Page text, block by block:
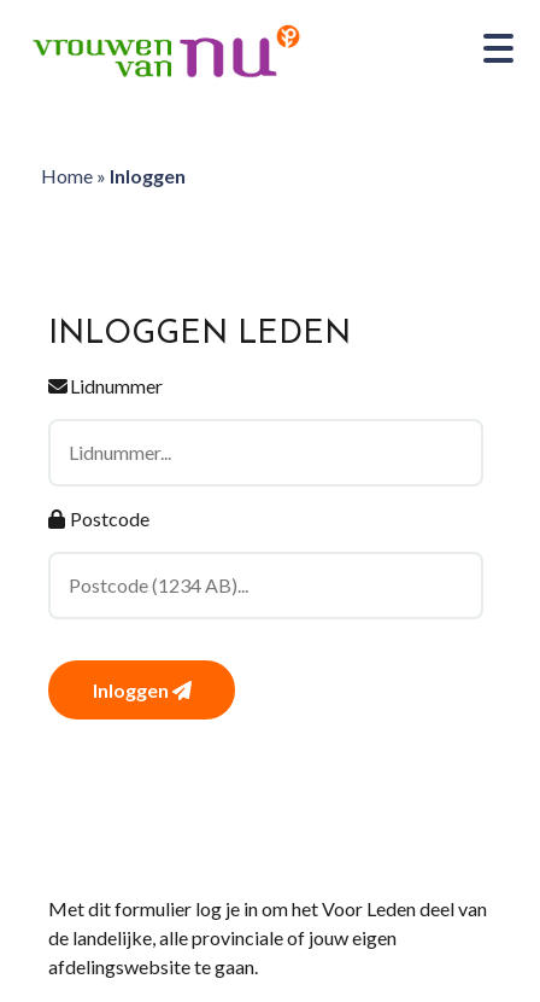
Home» Inloggen
INLOGGEN LEDEN
Lidnummer
Postcode
Inloggen
Met dit formulier log je in om het Voor Leden deel van
de landelijke, alle provinciale of jouw eigen
afdelingswebsite te gaan.